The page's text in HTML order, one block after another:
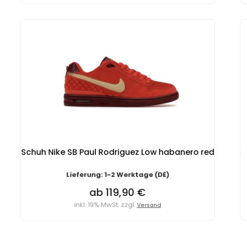
Schuh Nike SB Paul Rodriguez Low habanero red
Lieferung: 1-2 Werktage (DE)
ab 119,90 €
inkl. 19% MwSt. zzgl. Versand